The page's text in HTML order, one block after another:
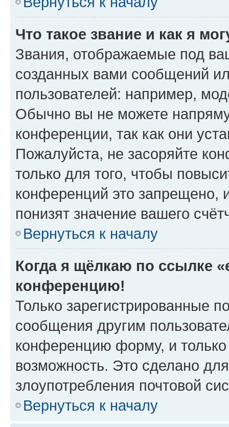
Что такое звание и как я
Звания, отображаемые под
созданных вами сообщений
пользователей: например,
Обычно вы не можете
конференции, так как они
Пожалуйста, не засоряйте
только для того, чтобы
конференций это запрещено,
понизят значение вашего
Вернуться к началу
Когда я щёлкаю по ссылке
конференцию!
Только зарегистрированные
сообщения другим
конференцию форму, и
возможность. Это сделано
злоупотребления почтовой
Вернуться к началу